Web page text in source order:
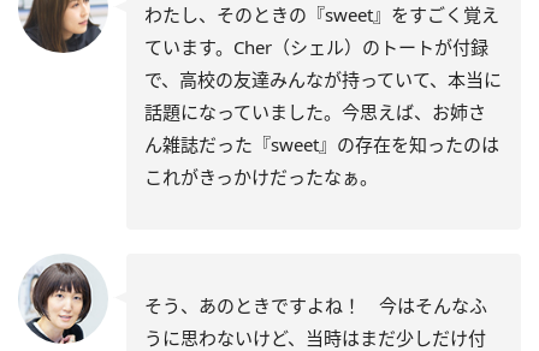
わたし、そのときの『sweet』をすごく覚え
ています。Cher（シェル）のトートが付録
で、高校の友達みんなが持っていて、本当に
話題になっていました。今思えば、お姉さ
ん雑誌だった『sweet』の存在を知ったのは
これがきっかけだったなぁ。
そう、あのときですよね！ 今はそんなふ
うに思わないけど、当時はまだ少しだけ付